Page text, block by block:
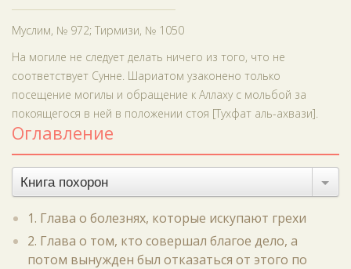
Муслим, № 972; Тирмизи, № 1050
На могиле не следует делать ничего из того, что не
соответствует Сунне. Шариатом узаконено только
посещение могилы и обращение к Аллаху с мольбой за
покоящегося в ней в положении стоя [Тухфат аль-ахвази].
Оглавление
Книга похорон
1. Глава о болезнях, которые искупают грехи
2. Глава о том, кто совершал благое дело, а
потом вынужден был отказаться от этого по